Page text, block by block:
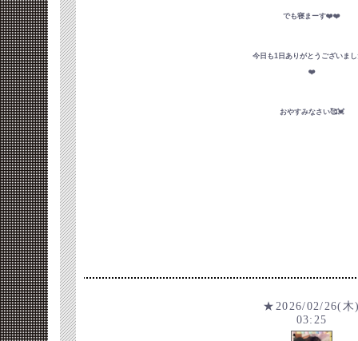
でも寝まーす❤️❤️
今日も1日ありがとうございま
❤️
おやすみなさい🥰💓
★2026/02/26(木
03:25